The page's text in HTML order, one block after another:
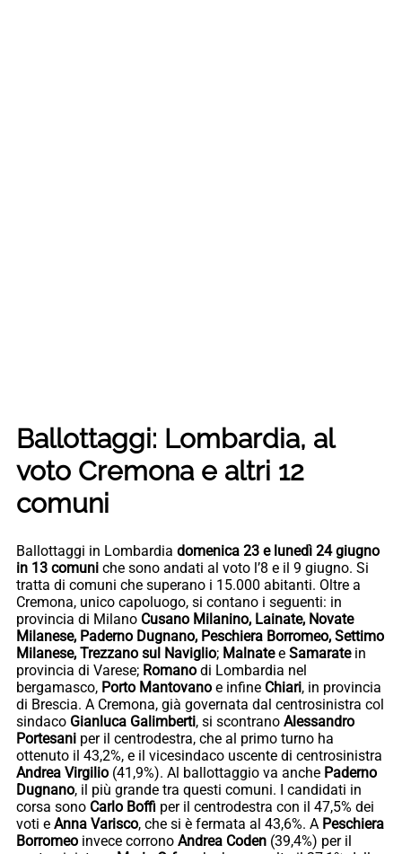
Ballottaggi: Lombardia, al
voto Cremona e altri 12
comuni
Ballottaggi in Lombardia domenica 23 e lunedì 24 giugno
in 13 comuni che sono andati al voto l’8 e il 9 giugno. Si
tratta di comuni che superano i 15.000 abitanti. Oltre a
Cremona, unico capoluogo, si contano i seguenti: in
provincia di Milano Cusano Milanino, Lainate, Novate
Milanese, Paderno Dugnano, Peschiera Borromeo, Settimo
Milanese, Trezzano sul Naviglio; Malnatee Samaratein
provincia di Varese; Romano di Lombardia nel
bergamasco, Porto Mantovano e infine Chiari, in provincia
di Brescia. A Cremona, già governata dal centrosinistra col
sindaco Gianluca Galimberti, si scontrano Alessandro
Portesani per il centrodestra, che al primo turno ha
ottenuto il 43,2%, e il vicesindaco uscente di centrosinistra
Andrea Virgilio (41,9%). Al ballottaggio va anche Paderno
Dugnano, il più grande tra questi comuni. I candidati in
corsa sono Carlo Boffi per il centrodestra con il 47,5% dei
voti e Anna Varisco, che si è fermata al 43,6%. A Peschiera
Borromeo invece corrono Andrea Coden (39,4%) per il